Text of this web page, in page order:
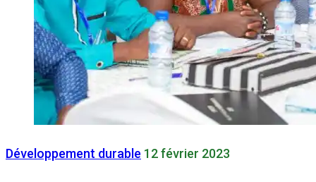
Développement durable 12 février 2023